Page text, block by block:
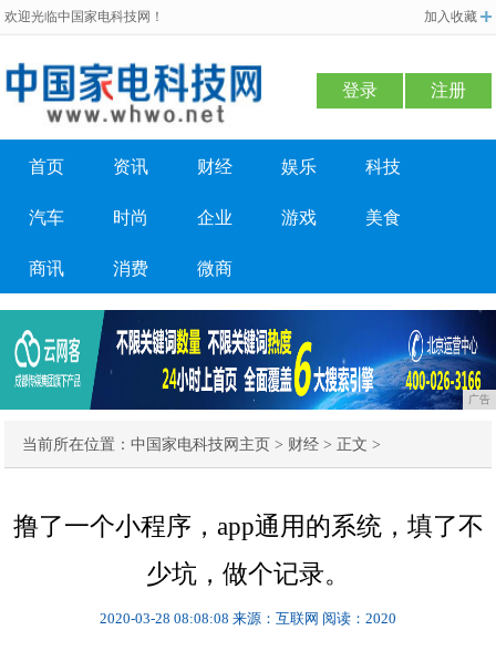
欢迎光临中国家电科技网！ 加入收藏
登录 注册
首页 资讯 财经 娱乐 科技
汽车 时尚 企业 游戏 美食
商讯 消费 微商
广告
当前所在位置：中国家电科技网主页 > 财经 > 正文 >
撸了一个小程序，app通用的系统，填了不
少坑，做个记录。
2020-03-28 08:08:08 来源：互联网 阅读：2020